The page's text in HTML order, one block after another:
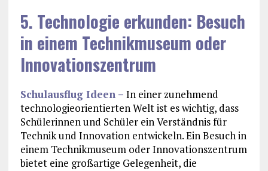
5. Technologie erkunden: Besuch
in einem Technikmuseum oder
Innovationszentrum
Schulausflug Ideen – In einer zunehmend
technologieorientierten Welt ist es wichtig, dass
Schülerinnen und Schüler ein Verständnis für
Technik und Innovation entwickeln. Ein Besuch in
einem Technikmuseum oder Innovationszentrum
bietet eine großartige Gelegenheit, die